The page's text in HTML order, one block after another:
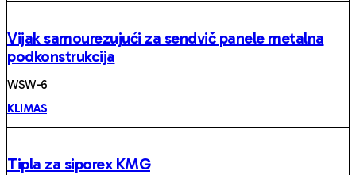
Vijak samourezujući za sendvič panele metalna
podkonstrukcija
WSW-6
KLIMAS
Tipla za siporex KMG